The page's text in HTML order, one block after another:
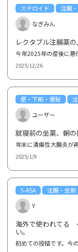
ステロイド
注腸
なぎみん
レクタブル注腸薬
2025/12/26
便・下痢・便秘
ユーザー
就寝前の坐薬、朝
2025/1/9
5-ASA 注腸・坐剤
Y
海外で使われてる
い。